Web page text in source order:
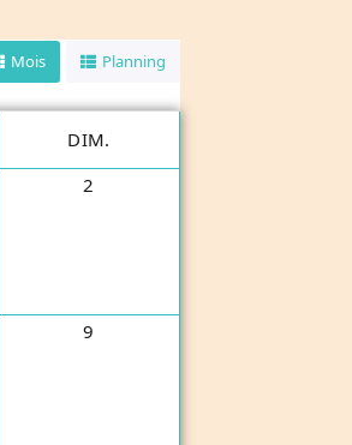
Mois Planning
DIM.
2
9